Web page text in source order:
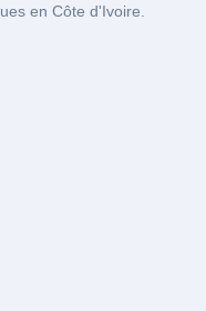
en Côte d'Ivoire.